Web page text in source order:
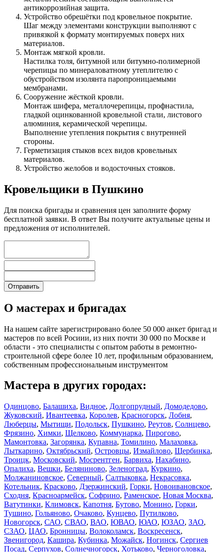
антикоррозийная защита.
Устройство обрешётки под кровельное покрытие.
Шаг между элементами конструкции выполняют с
привязкой к формату монтируемых поверх них
материалов.
Монтаж мягкой кровли.
Настилка толя, битумной или битумно-полимерной
черепицы по минераловатному утеплителю с
обустройством изолянта паропроницаемыми
мембранами.
Сооружение жёсткой кровли.
Монтаж шифера, металлочерепицы, профнастила,
гладкой оцинкованной кровельной стали, листового
алюминия, керамической черепицы.
Выполнение утепления покрытия с внутренней
стороны.
Герметизация стыков всех видов кровельных
материалов.
Устройство желобов и водосточных стояков.
Кровельщики в Пушкино
Для поиска бригады и сравнения цен заполните форму
бесплатной заявки. В ответ Вы получите актуальные цены и
предложения от исполнителей.
О мастерах и бригадах
На нашем сайте зарегистрировано более 50 000 анкет бригад и
мастеров по всей Росиии, из них почти 30 000 по Москве и
области - это специалисты с опытом работы в ремонтно-
строительной сфере более 10 лет, профильным образованием,
собственным профессиональным инструментом
Мастера в других городах:
Одинцово, Балашиха, Видное, Долгопрудный, Домодедово,
Жуковский, Ивантеевка, Королев, Красногорск, Лобня,
Люберцы, Мытищи, Подольск, Пушкино, Реутов, Солнцево,
Фрязино, Химки, Щелково, Коммунарка, Пирогово,
Мамонтовка, Загорянка, Купавна, Томилино, Малаховка,
Лыткарино, Октябрьский, Островцы, Измайлово, Щербинка,
Троицк, Московский, Мосрентген, Барвиха, Нахабино,
Опалиха, Вешки, Беляниново, Зеленоград, Куркино,
Молжаниновское, Северный, Салтыковка, Некрасовка,
Котельник, Красково, Дзержинский, Горки, Новоивановское,
Сходня, Красноармейск, Софрино, Раменское, Новая Москва,
Ватутинки, Климовск, Капотня, Бутово, Монино, Горки,
Тушино, Гольяново, Очаково, Кунцево, Путилково,
Новогорск, САО, СВАО, ВАО, ЮВАО, ЮАО, ЮЗАО, ЗАО,
СЗАО, ЦАО, Бронницы, Волоколамск, Воскресенск,
Звенигород, Кашира, Кубинка, Можайск, Ногинск, Сергиев
Посад, Серпухов, Солнечногорск, Хотьково, Черноголовка,